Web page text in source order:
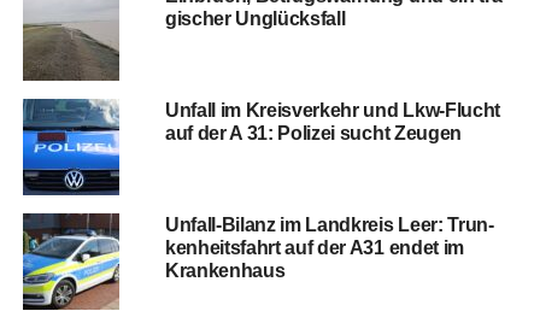
gi­scher Unglücksfall
Unfall im Kreis­ver­kehr und Lkw-Flucht
auf der A 31: Poli­zei sucht Zeugen
Unfall-Bilanz im Land­kreis Leer: Trun­
ken­heits­fahrt auf der A31 endet im
Krankenhaus